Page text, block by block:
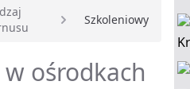
Szkoleniowy
ośrodkach